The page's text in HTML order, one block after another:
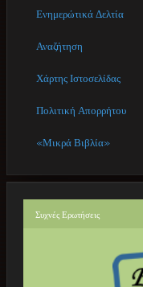
Ενημερώτικά Δελτία
Αναζήτηση
Χάρτης Ιστοσελίδας
Πολιτική Απορρήτου
«Μικρά Βιβλία»
Συχνές Ερωτήσεις